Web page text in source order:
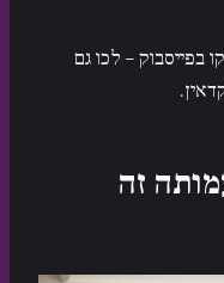
בפייסבוק – לכו גם
זה